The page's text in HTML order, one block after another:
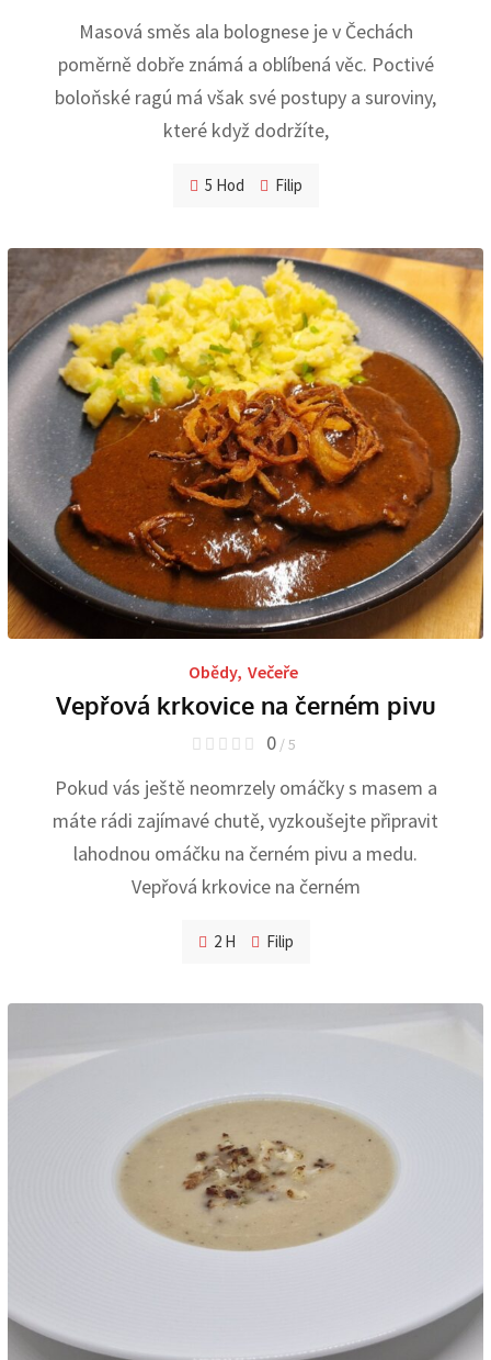
Masová směs ala bolognese je v Čechách
poměrně dobře známá a oblíbená věc. Poctivé
boloňské ragú má však své postupy a suroviny,
které když dodržíte,
5 Hod Filip
Obědy, Večeře
Vepřová krkovice na černém pivu
0 / 5
Pokud vás ještě neomrzely omáčky s masem a
máte rádi zajímavé chutě, vyzkoušejte připravit
lahodnou omáčku na černém pivu a medu.
Vepřová krkovice na černém
2 H Filip